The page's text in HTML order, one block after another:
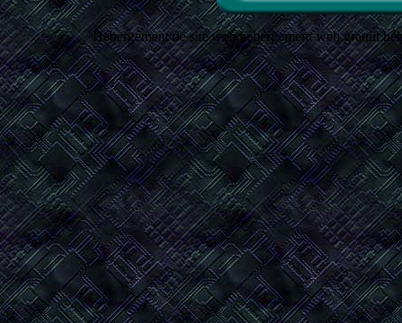
Hébergement de site web hébergement web gratuit